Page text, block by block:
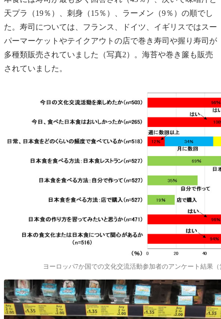
天プラ（19％）、刺身（15％）、ラーメン（9％）の順でし
た。寿司については、フランス、ドイツ、イギリスではスー
パーマーケットやテイクアウトの店で巻き寿司や握り寿司が
多種類販売されていました（写真2）。海苔や巻き簾も販売
されていました。
ヨーロッパ7か国での文化交流活動参加者のアンケート結果